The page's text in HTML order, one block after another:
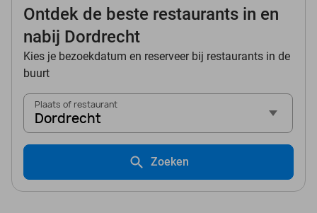
Ontdek de beste restaurants in en
nabij Dordrecht
Kies je bezoekdatum en reserveer bij restaurants in de
buurt
Plaats of restaurant
Dordrecht
Zoeken